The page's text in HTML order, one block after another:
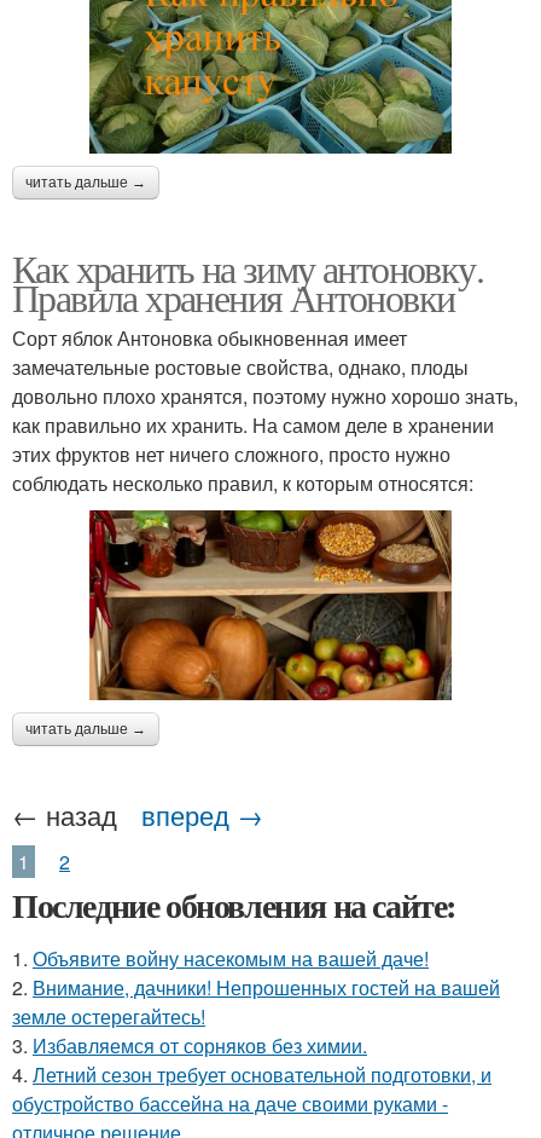
читать дальше →
Как хранить на зиму антоновку.
Правила хранения Антоновки
Сорт яблок Антоновка обыкновенная имеет
замечательные ростовые свойства, однако, плоды
довольно плохо хранятся, поэтому нужно хорошо знать,
как правильно их хранить. На самом деле в хранении
этих фруктов нет ничего сложного, просто нужно
соблюдать несколько правил, к которым относятся:
читать дальше →
← назад вперед →
1 2
Последние обновления на сайте:
1. Объявите войну насекомым на вашей даче!
2. Внимание, дачники! Непрошенных гостей на вашей
земле остерегайтесь!
3. Избавляемся от сорняков без химии.
4. Летний сезон требует основательной подготовки, и
обустройство бассейна на даче своими руками -
отличное решение.